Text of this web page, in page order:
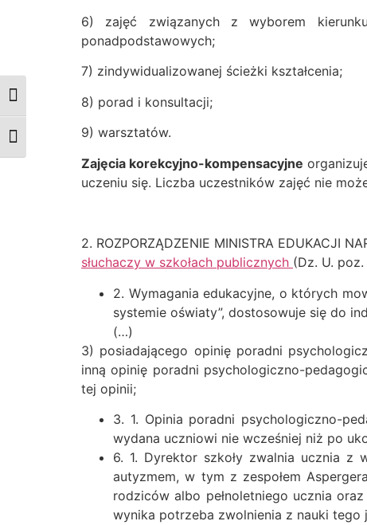
Przełącz wysoki kontrast
Zmień rozmiar czcionek
6) zajęć związanych z wyborem
ponadpodstawowych;
7) zindywidualizowanej ścieżki kształcenia;
8) porad i konsultacji;
9) warsztatów.
Zajęcia korekcyjno-kompensacyjne
uczeniu się. Liczba uczestników zajęć nie
2. ROZPORZĄDZENIE MINISTRA EDUKACJI
słuchaczy w szkołach publicznych (Dz. U. poz.
2. Wymagania edukacyjne, o których
systemie oświaty”, dostosowuje się do
(…)
3) posiadającego opinię poradni
inną opinię poradni psychologiczno-
tej opinii;
3. 1. Opinia poradni psychologiczno-
wydana uczniowi nie wcześniej niż po
6. 1. Dyrektor szkoły zwalnia ucznia z
autyzmem, w tym z zespołem
rodziców albo pełnoletniego ucznia
wynika potrzeba zwolnienia z nauki